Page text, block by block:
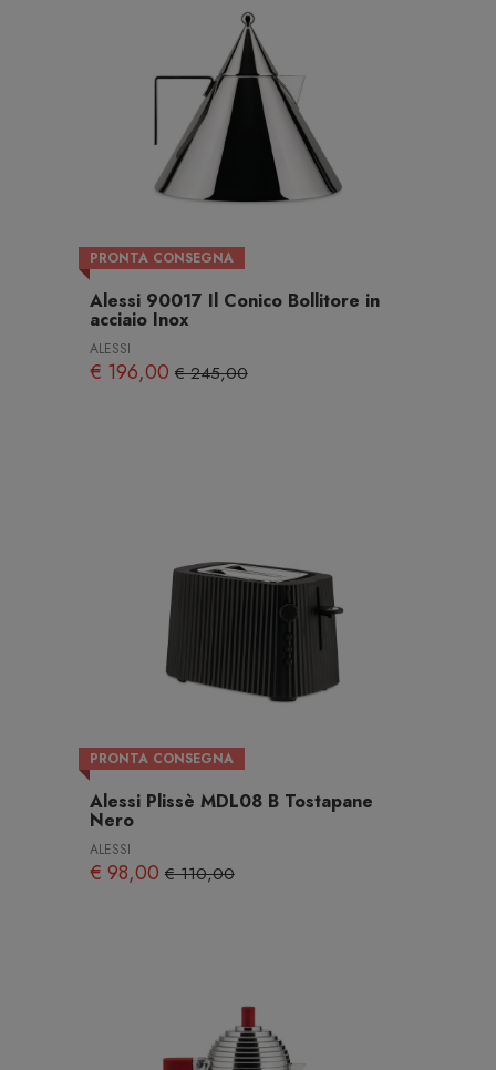
PRONTA CONSEGNA
Alessi 90017 Il Conico Bollitore in
acciaio Inox
ALESSI
€ 196,00€ 245,00
PRONTA CONSEGNA
Alessi Plissè MDL08 B Tostapane
Nero
ALESSI
€ 98,00€ 110,00